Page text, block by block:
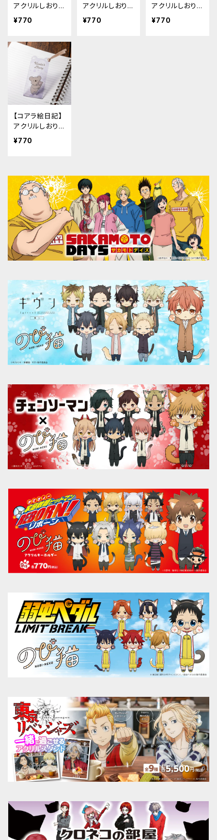
アクリルしおり
（C）
¥770
アクリルしおり
（D）
¥770
アクリルしおり
（E）
¥770
【コアラ絵日記】
アクリルしおり
（F）
¥770